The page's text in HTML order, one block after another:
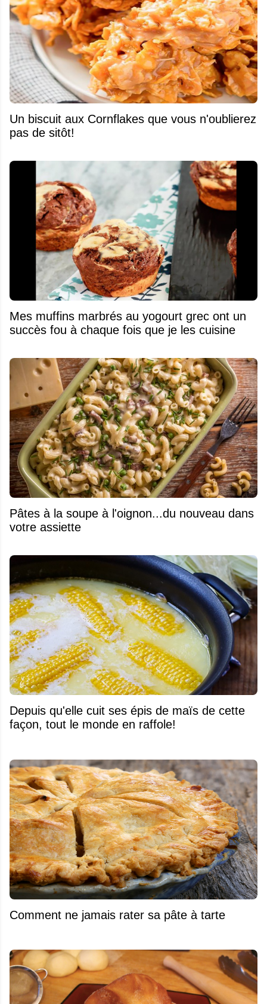
Un biscuit aux Cornflakes que vous n'oublierez
pas de sitôt!
Mes muffins marbrés au yogourt grec ont un
succès fou à chaque fois que je les cuisine
Pâtes à la soupe à l'oignon...du nouveau dans
votre assiette
Depuis qu'elle cuit ses épis de maïs de cette
façon, tout le monde en raffole!
Comment ne jamais rater sa pâte à tarte